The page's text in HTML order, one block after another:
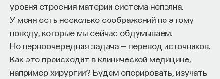
уровня строения материи система неполна.
У меня есть несколько соображений по этому
поводу, которые мы сейчас обдумываем.
Но первоочередная задача — перевод источников.
Как это происходит в клинической медицине,
например хирургии? Будем оперировать, изучать